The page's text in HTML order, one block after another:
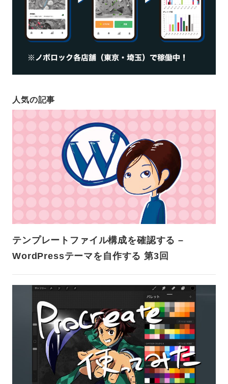
人気の記事
テンプレートファイル構成を確認する –
WordPressテーマを自作する 第3回